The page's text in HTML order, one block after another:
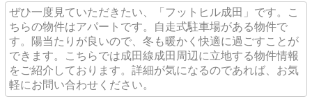
ぜひ一度見ていただきたい、「フットヒル成田」です。こ
ちらの物件はアパートです。自走式駐車場がある物件で
す。陽当たりが良いので、冬も暖かく快適に過ごすことが
できます。こちらでは成田線成田周辺に立地する物件情報
をご紹介しております。詳細が気になるのであれば、お気
軽にお問い合わせください。